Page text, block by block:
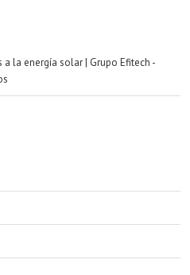
la energía solar | Grupo Efitech -